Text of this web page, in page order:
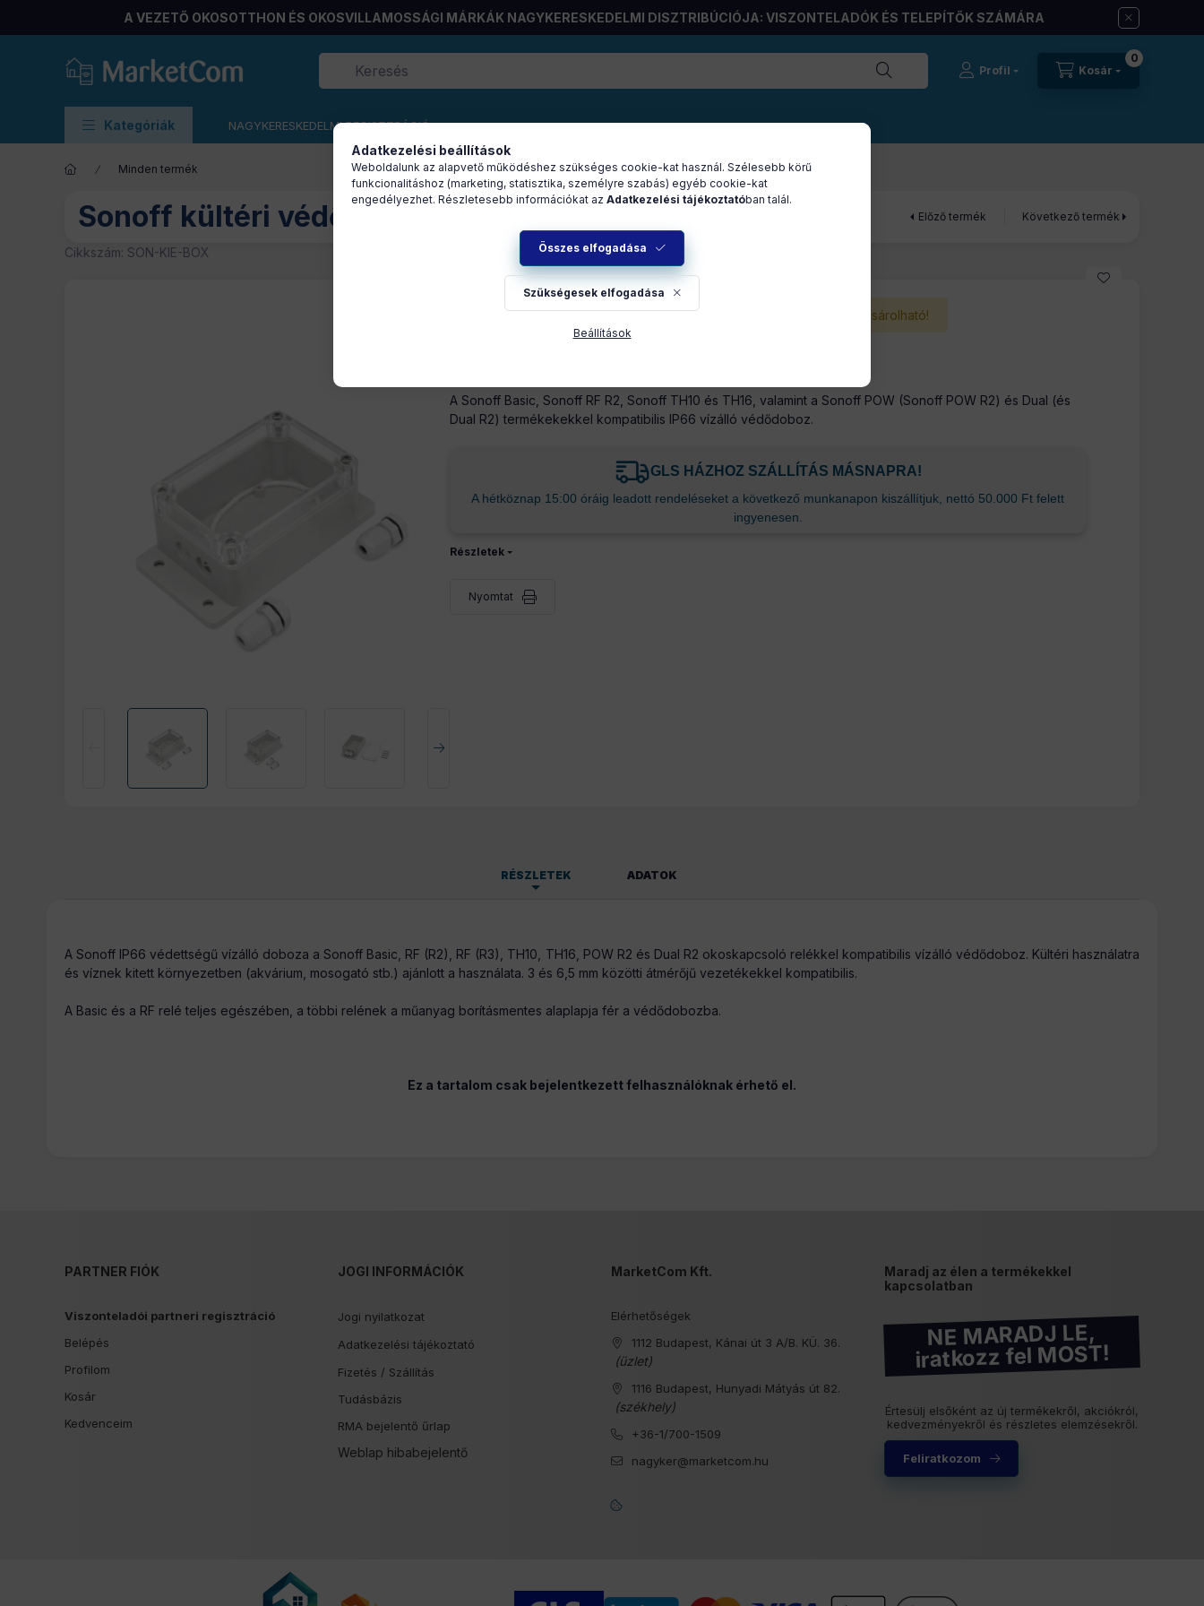
A VEZETŐ OKOSOTTHON ÉS OKOSVILLAMOSSÁGI MÁRKÁK NAGYKERESKEDELMI DISZTRIBÚCIÓJA: VISZONTELADÓK ÉS TELEPÍTŐK SZÁMÁRA
Profil Kosár
0
Kategóriák NAGYKERESKEDELMI REGISZTRÁCIÓ
Minden termék
Előző termék Következő termék
Sonoff kültéri védődoboz IP66 (R1)
Cikkszám: SON-KIE-BOX
készletekés azárak megtekintéséhez
Nem vásárolható!
A Sonoff Basic, Sonoff RF R2, Sonoff TH10 és TH16, valamint a Sonoff POW (Sonoff POW R2) és Dual (és
Dual R2) termékekekkel kompatibilis IP66 vízálló védődoboz.
GLS HÁZHOZ SZÁLLÍTÁS MÁSNAPRA!
A hétköznap 15:00 óráig leadott rendeléseket a következő munkanapon kiszállítjuk, nettó 50.000 Ft felett
ingyenesen.
Részletek
Nyomtat
RÉSZLETEK ADATOK
A Sonoff IP66 védettségű vízálló doboza a Sonoff Basic, RF (R2), RF (R3), TH10, TH16, POW R2 és Dual R2 okoskapcsoló relékkel kompatibilis vízálló védődoboz. Kültéri használatra
és víznek kitett környezetben (akvárium, mosogató stb.) ajánlott a használata. 3 és 6,5 mm közötti átmérőjű vezetékekkel kompatibilis.
A Basic és a RF relé teljes egészében, a többi relének a műanyag borításmentes alaplapja fér a védődobozba.
Ez a tartalom csak bejelentkezett felhasználóknak érhető el.
Tömeg: 110 g/db
PARTNER FIÓK
Viszonteladói partneri regisztráció
Belépés
Profilom
Kosár
Kedvenceim
JOGI INFORMÁCIÓK
Jogi nyilatkozat
Adatkezelési tájékoztató
Fizetés / Szállítás
Tudásbázis
RMA bejelentő űrlap
Weblap hibabejelentő
MarketCom Kft.
Elérhetőségek
1112 Budapest, Kánai út 3 A/B. KÜ. 36.
(üzlet)
1116 Budapest, Hunyadi Mátyás út 82.
(székhely)
+36-1/700-1509
nagyker@marketcom.hu
Maradj az élen a termékekkel
kapcsolatban
NE MARADJ LE,
iratkozz fel MOST!
Értesülj elsőként az új termékekről, akciókról,
kedvezményekről és részletes elemzésekről.
Feliratkozom
Adatkezelési beállítások
Weboldalunk az alapvető működéshez szükséges cookie-kat használ. Szélesebb körű
funkcionalitáshoz (marketing, statisztika, személyre szabás) egyéb cookie-kat
engedélyezhet. Részletesebb információkat az Adatkezelési tájékoztatóban talál.
Összes elfogadása
Szükségesek elfogadása
Beállítások